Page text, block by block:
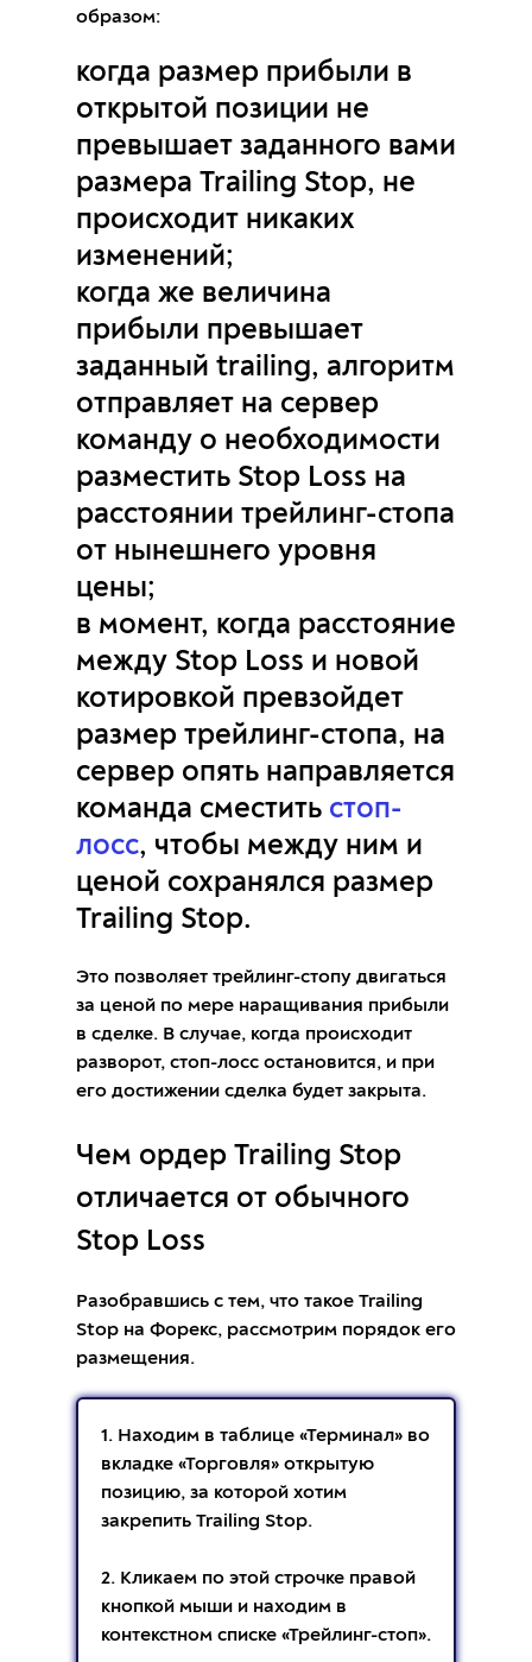
образом:
когда размер прибыли в
открытой позиции не
превышает заданного вами
размера Trailing Stop, не
происходит никаких
изменений;
когда же величина
прибыли превышает
заданный trailing, алгоритм
отправляет на сервер
команду о необходимости
разместить Stop Loss на
расстоянии трейлинг-стопа
от нынешнего уровня
цены;
в момент, когда расстояние
между Stop Loss и новой
котировкой превзойдет
размер трейлинг-стопа, на
сервер опять направляется
команда сместить стоп-
лосс, чтобы между ним и
ценой сохранялся размер
Trailing Stop.
Это позволяет трейлинг-стопу двигаться
за ценой по мере наращивания прибыли
в сделке. В случае, когда происходит
разворот, стоп-лосс остановится, и при
его достижении сделка будет закрыта.
Чем ордер Trailing Stop
отличается от обычного
Stop Loss
Разобравшись с тем, что такое Trailing
Stop на Форекс, рассмотрим порядок его
размещения.
1. Находим в таблице «Терминал» во
вкладке «Торговля» открытую
позицию, за которой хотим
закрепить Trailing Stop.
2. Кликаем по этой строчке правой
кнопкой мыши и находим в
контекстном списке «Трейлинг-стоп».